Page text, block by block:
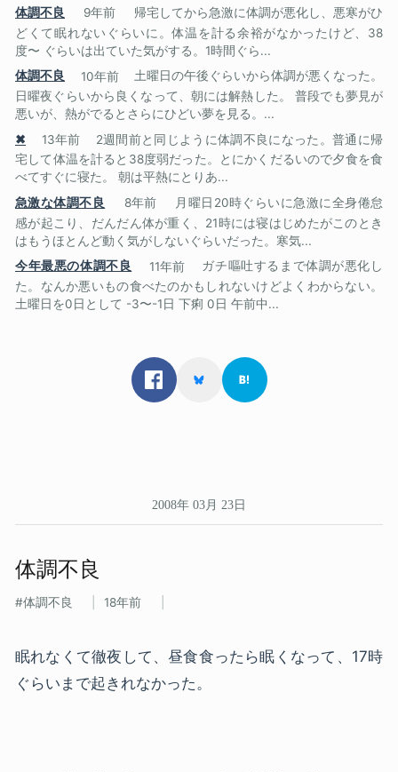
体調不良 9年前
帰宅してから急激に体調が悪化し、悪寒がひ
どくて眠れないぐらいに。体温を計る余裕がなかったけど、38
度〜 ぐらいは出ていた気がする。1時間ぐら...
体調不良
10年前
土曜日の午後ぐらいから体調が悪くなった。
日曜夜ぐらいから良くなって、朝には解熱した。 普段でも夢見が
悪いが、熱がでるとさらにひどい夢を見る。...
✖
13年前
2週間前と同じように体調不良になった。普通に帰
宅して体温を計ると38度弱だった。とにかくだるいので夕食を食
べてすぐに寝た。 朝は平熱にとりあ...
急激な体調不良
8年前
月曜日20時ぐらいに急激に全身倦怠
感が起こり、だんだん体が重く、21時には寝はじめたがこのとき
はもうほとんど動く気がしないぐらいだった。寒気...
今年最悪の体調不良
11年前
ガチ嘔吐するまで体調が悪化し
た。なんか悪いもの食べたのかもしれないけどよくわからない。
土曜日を0日として -3〜-1日 下痢 0日 午前中...
2008年 03月 23日
体調不良
体調不良 18年前
眠れなくて徹夜して、昼食食ったら眠くなって、17時
ぐらいまで起きれなかった。